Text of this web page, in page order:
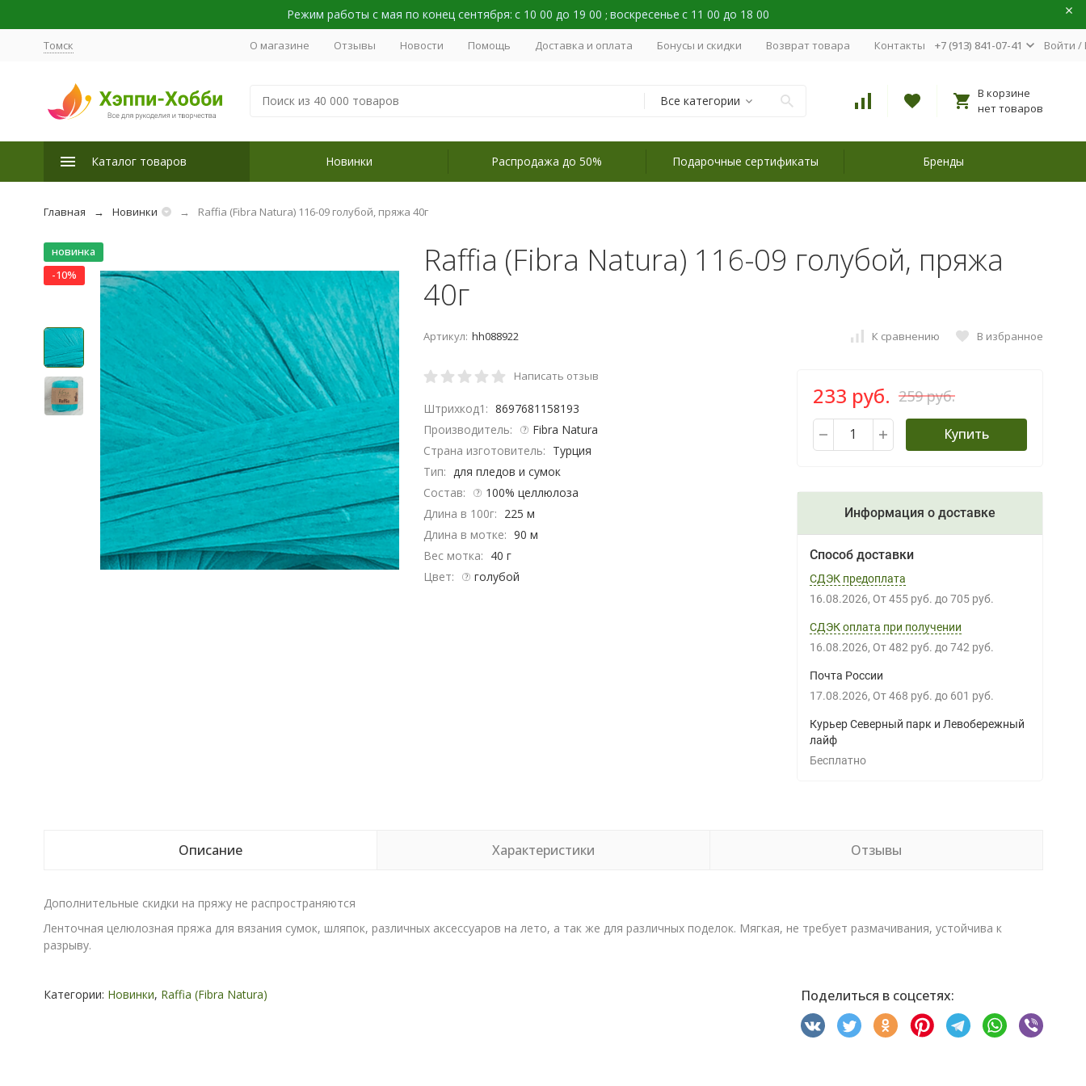
Режим работы с мая по конец сентября: с 10 00 до 19 00 ; воскресенье с 11 00 до 18 00
Томск О магазине Отзывы Новости Помощь Доставка и оплата Бонусы и скидки Возврат товара Контакты +7 (913) 841-07-41 Войти /
Все категории
В корзине
нет товаров
Каталог товаров Новинки Распродажа до 50% Подарочные сертификаты Бренды
Главная Новинки Raffia (Fibra Natura) 116-09 голубой, пряжа 40г
новинка
-10%
Raffia (Fibra Natura) 116-09 голубой, пряжа
40г
Артикул: hh088922 К сравнению В избранное
Написать отзыв
Штрихкод1: 8697681158193
Производитель:
Fibra Natura
Страна изготовитель: Турция
Тип: для пледов и сумок
Состав:
100% целлюлоза
Длина в 100г: 225 м
Длина в мотке: 90 м
Вес мотка: 40 г
Цвет:
голубой
233 руб. 259 руб.
Купить
Информация о доставке
Способ доставки
СДЭК предоплата
16.08.2026 От 455 руб. до 705 руб.
СДЭК оплата при получении
16.08.2026 От 482 руб. до 742 руб.
Почта России
17.08.2026 От 468 руб. до 601 руб.
Курьер Северный парк и Левобережный
лайф
Бесплатно
Описание Характеристики Отзывы
Дополнительные скидки на пряжу не распространяются
Ленточная целюлозная пряжа для вязания сумок, шляпок, различных аксессуаров на лето, а так же для различных поделок. Мягкая, не требует размачивания, устойчива к
разрыву.
Категории: Новинки, Raffia (Fibra Natura) Поделиться в соцсетях: